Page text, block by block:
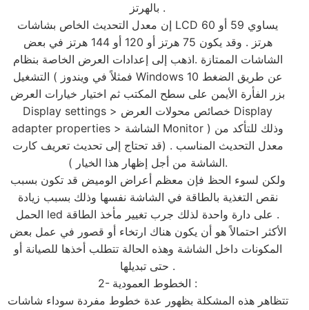
بالهرتز .
إن معدل التحديث الخاص بشاشات LCD يساوي 59 أو 60
هرتز . وقد يكون 75 هرتز أو 120 أو 144 هرتز في بعض
الشاشات الممتازة .اذهب إلى إعدادات العرض الخاصة بنظام
التشغيل ( فمثلاً في ويندوز Windows 10 عن طريق الضغط
بزر الفأرة الأيمن على سطح المكتب ثم اختيار خيارات العرض
Display settings > خصائص محولات العرض Display
adapter properties > الشاشة Monitor ) وذلك للتأكد من
معدل التحديث المناسب . (قد تحتاج إلى تحديث تعريف كارت
الشاشة من أجل إظهار هذا الخيار ).
ولكن لسوء الحظ فإن معظم أعراض الوميض قد تكون بسبب
نقص التغذية بالطاقة في الشاشة نفسها وذلك بسبب زيادة
الحمل led على دارة واحدة لذلك جرب تغيير مأخذ الطاقة .
الأكثر احتمالاً هو أن يكون هناك ارتخاء أو قصور في عمل بعض
المكونات داخل الشاشة وهذه الحالة تتطلب أخذها للصيانة أو
حتى تبديلها .
2- الخطوط العمودية :
تتظاهر هذه المشكلة بظهور عدة خطوط مفردة سوداء شاشات